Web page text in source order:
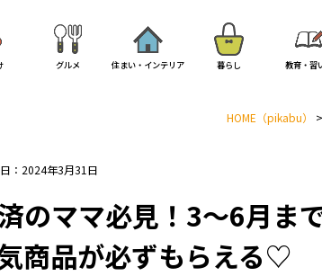
グルメ 住まい・インテリア 暮らし 教育・習
HOME （pikabu） >
：2024年3月31日
のママ必見！3～6月ま
商品が必ずもらえる♡